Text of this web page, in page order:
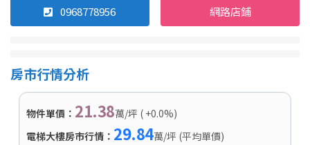
0968778956 網路店鋪
房市行情分析
物件單價： 21.38萬/坪 ( +0.0%)
電梯大樓房市行情： 29.84萬/坪 (平均單價)